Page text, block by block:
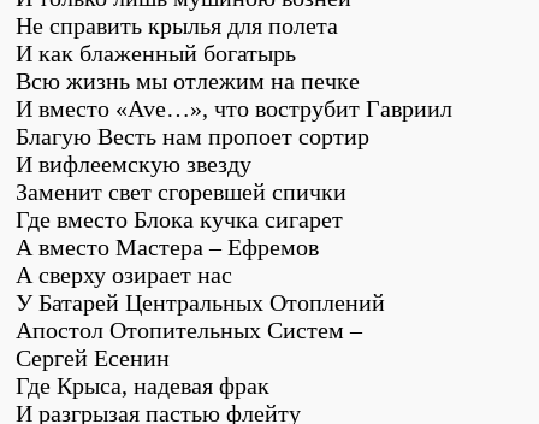
Не справить крылья для полета
И как блаженный богатырь
Всю жизнь мы отлежим на печке
И вместо «Ave…», что вострубит Гавриил
Благую Весть нам пропоет сортир
И вифлеемскую звезду
Заменит свет сгоревшей спички
Где вместо Блока кучка сигарет
А вместо Мастера – Ефремов
А сверху озирает нас
У Батарей Центральных Отоплений
Апостол Отопительных Систем –
Сергей Есенин
Где Крыса, надевая фрак
И разгрызая пастью флейту